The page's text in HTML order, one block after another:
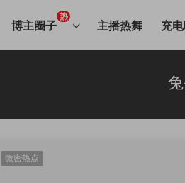
博主圈子
热
主播热舞 充
微密热点